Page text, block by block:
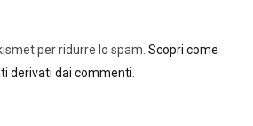
per ridurre lo spam. Scopri come
derivati dai commenti.